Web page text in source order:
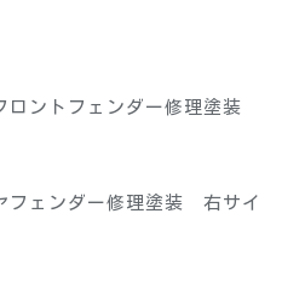
ロントフェンダー修理塗装
ェンダー修理塗装 右サイ